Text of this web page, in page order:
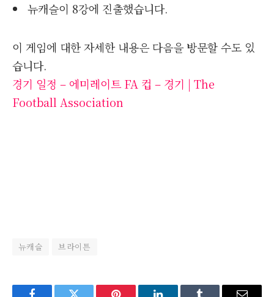
뉴캐슬이 8강에 진출했습니다.
이 게임에 대한 자세한 내용은 다음을 방문할 수도 있
습니다.
경기 일정 – 에미레이트 FA 컵 – 경기 | The
Football Association
뉴캐슬 브라이튼